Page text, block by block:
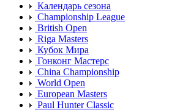
Календарь сезона
Championship League
British Open
Riga Masters
Кубок Мира
Гонконг Мастерс
China Championship
World Open
European Masters
Paul Hunter Classic